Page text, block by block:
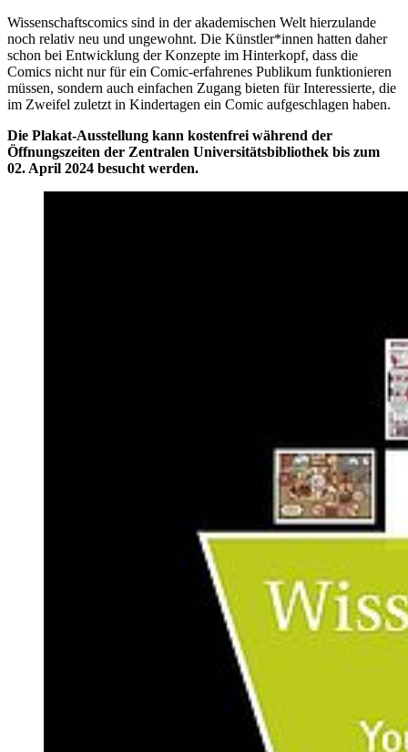
Wissenschaftscomics sind in der akademischen Welt hierzulande
noch relativ neu und ungewohnt. Die Künstler*innen hatten daher
schon bei Entwicklung der Konzepte im Hinterkopf, dass die
Comics nicht nur für ein Comic-erfahrenes Publikum funktionieren
müssen, sondern auch einfachen Zugang bieten für Interessierte, die
im Zweifel zuletzt in Kindertagen ein Comic aufgeschlagen haben.
Die Plakat-Ausstellung kann kostenfrei während der
Öffnungszeiten der Zentralen Universitätsbibliothek bis zum
02. April 2024 besucht werden.